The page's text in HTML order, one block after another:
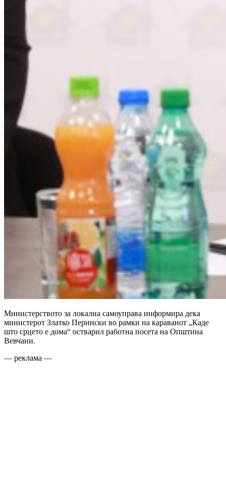
Министерството за локална самоуправа информира дека
министерот Златко Перински во рамки на караванот „Каде
што срцето е дома“ остварил работна посета на Општина
Вевчани.
— реклама —